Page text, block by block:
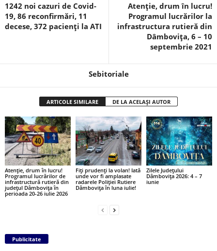
1242 noi cazuri de Covid-
19, 86 reconfirmări, 11
decese, 372 pacienți la ATI
Atenție, drum în lucru!
Programul lucrărilor la
infrastructura rutieră din
Dâmbovița, 6 – 10
septembrie 2021
Sebitoriale
ARTICOLE SIMILARE DE LA ACELAȘI AUTOR
Atenție, drum în lucru!
Programul lucrărilor de
infrastructură rutieră din
județul Dâmbovița în
perioada 20-26 iulie 2026
Fiți prudenți la volan! Iată
unde vor fi amplasate
radarele Poliției Rutiere
Dâmbovița în luna iulie!
Zilele Județului
Dâmbovița 2026: 4 – 7
iunie
Publicitate